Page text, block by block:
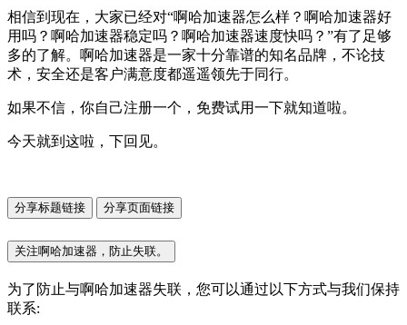
相信到现在，大家已经对“啊哈加速器怎么样？啊哈加速器好
用吗？啊哈加速器稳定吗？啊哈加速器速度快吗？”有了足够
多的了解。啊哈加速器是一家十分靠谱的知名品牌，不论技
术，安全还是客户满意度都遥遥领先于同行。
如果不信，你自己注册一个，免费试用一下就知道啦。
今天就到这啦，下回见。
分享标题链接 分享页面链接
关注啊哈加速器，防止失联。
为了防止与啊哈加速器失联，您可以通过以下方式与我们保持
联系: